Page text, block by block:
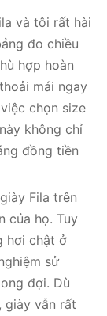
và tôi rất hài
đo chiều
hợp hoàn
mái ngay
chọn size
không chỉ
đồng tiền
Fila trên
của họ. Tuy
hơi chật ở
sử
đợi. Dù
giày vẫn rất